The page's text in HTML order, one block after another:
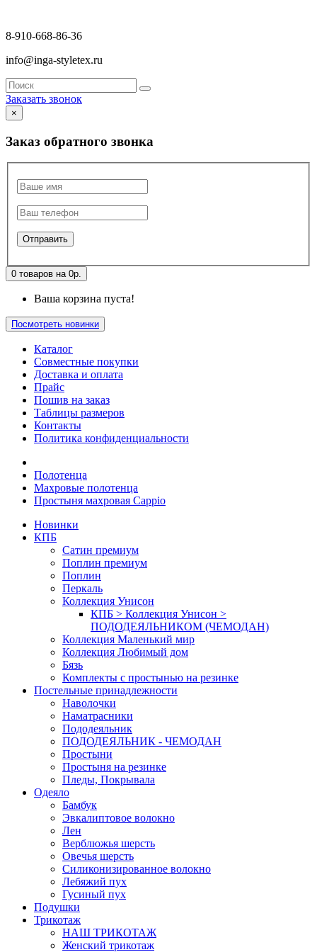
8-910-668-86-36
info@inga-styletex.ru
Заказать звонок
×
Заказ обратного звонка
0 товаров на 0р.
Ваша корзина пуста!
Посмотреть новинки
Каталог
Совместные покупки
Доставка и оплата
Прайс
Пошив на заказ
Таблицы размеров
Контакты
Политика конфиденциальности
Полотенца
Махровые полотенца
Простыня махровая Cappio
Новинки
КПБ
Сатин премиум
Поплин премиум
Поплин
Перкаль
Коллекция Унисон
КПБ > Коллекция Унисон >
ПОДОДЕЯЛЬНИКОМ (ЧЕМОДАН)
Коллекция Маленький мир
Коллекция Любимый дом
Бязь
Комплекты с простынью на резинке
Постельные принадлежности
Наволочки
Наматрасники
Пододеяльник
ПОДОДЕЯЛЬНИК - ЧЕМОДАН
Простыни
Простыня на резинке
Пледы, Покрывала
Одеяло
Бамбук
Эвкалиптовое волокно
Лен
Верблюжья шерсть
Овечья шерсть
Силиконизированное волокно
Лебяжий пух
Гусиный пух
Подушки
Трикотаж
НАШ ТРИКОТАЖ
Женский трикотаж